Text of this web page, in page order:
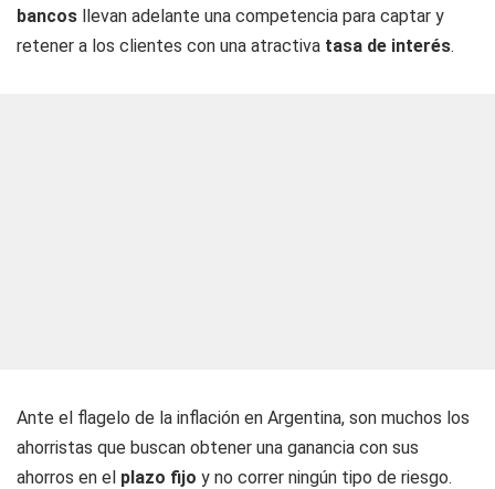
bancos llevan adelante una competencia para captar y
retener a los clientes con una atractiva tasa de interés.
Ante el flagelo de la inflación en Argentina, son muchos los
ahorristas que buscan obtener una ganancia con sus
ahorros en el plazo fijo y no correr ningún tipo de riesgo.